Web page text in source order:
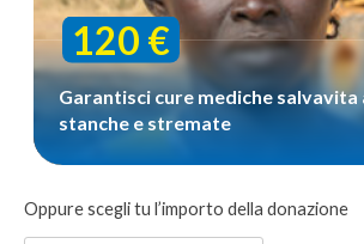
120 €
Garantisci cure mediche salvavita
stanche e stremate
Donazione
libera
Oppure scegli tu l’importo della donazione